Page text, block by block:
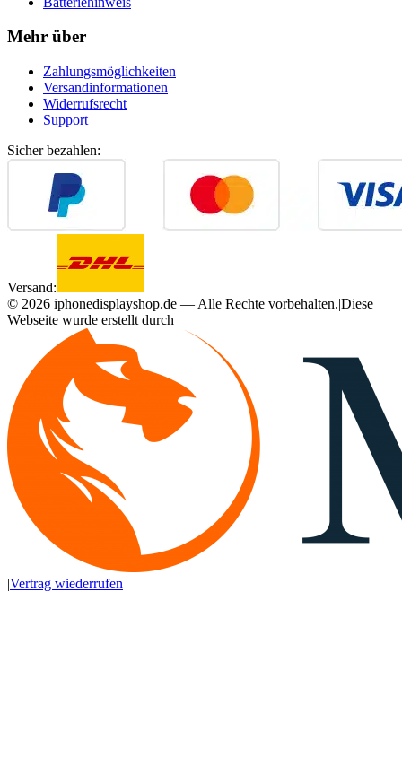
Mehr über
Zahlungsmöglichkeiten
Versandinformationen
Widerrufsrecht
Support
Sicher bezahlen:
Versand:
© 2026 iphonedisplayshop.de — Alle Rechte vorbehalten.|Diese
Webseite wurde erstellt durch
|Vertrag wiederrufen